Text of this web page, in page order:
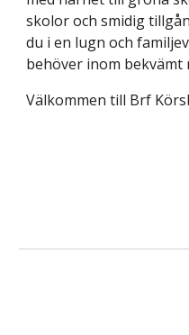
skolor och smidig
du i en lugn och
behöver inom bekvämt
Välkommen till Brf